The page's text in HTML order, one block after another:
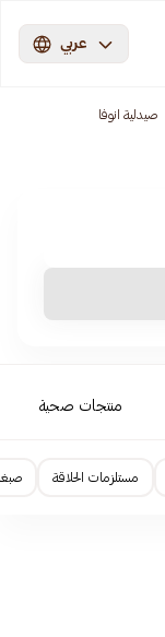
عربي
صيدلية انوفا
منتجات صحية
مستلزمات الحلاقة